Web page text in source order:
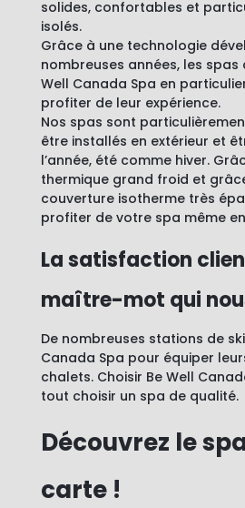
solides, confortables et
isolés.
Grâce à une technologie
nombreuses années, les spas
Well Canada Spa en
profiter de leur expérience.
Nos spas sont
être installés en extérieur et
l’année, été comme hiver.
thermique grand froid et
couverture isotherme très
profiter de votre spa même
La satisfaction
maître-mot qui
De nombreuses stations de
Canada Spa pour équiper
chalets. Choisir Be Well
tout choisir un spa de qualité.
Découvrez le
carte !